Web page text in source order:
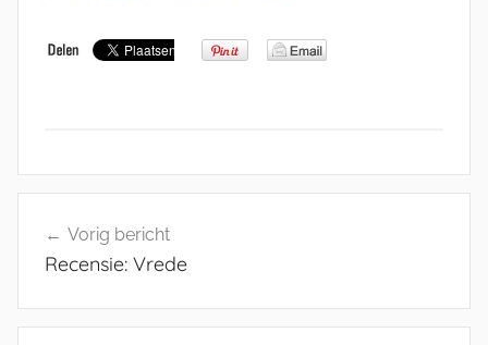
navigatie
Vorig bericht
Recensie: Vrede